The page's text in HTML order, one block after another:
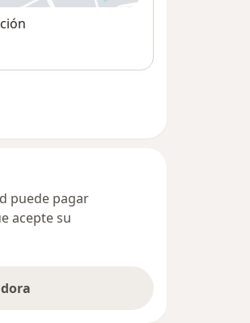
puede pagar
acepte su